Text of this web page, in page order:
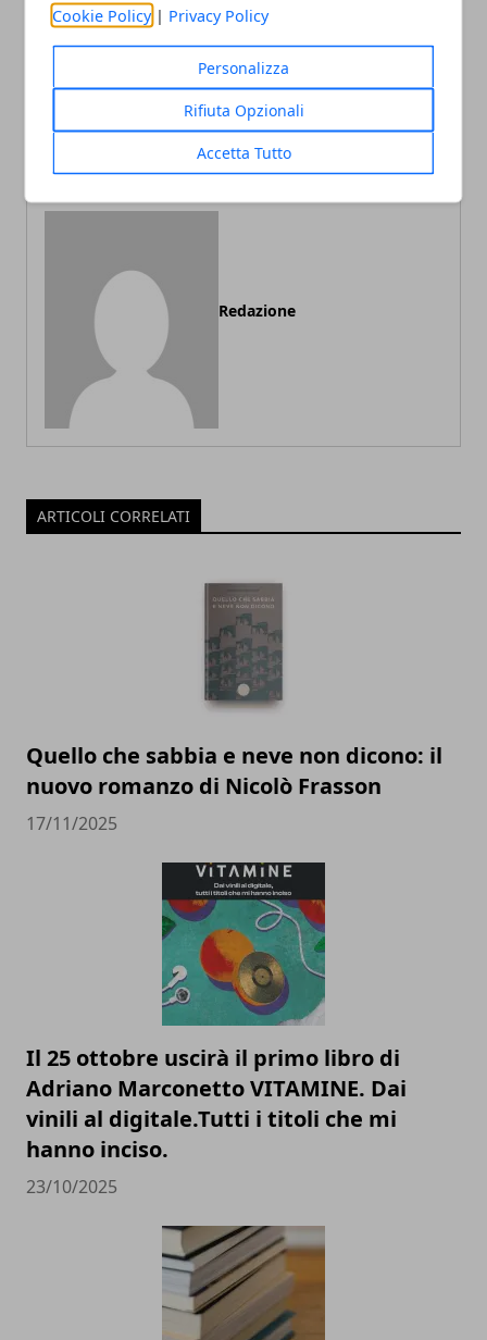
Cookie Policy | Privacy Policy
Personalizza
Rifiuta Opzionali
Accetta Tutto
I libri Twilight di Stephanie
Mayer diventano una serie
TV animata
Quinta Edizione del Premio
Letterario Clara Sereni
aperte le candidature
Redazione
ARTICOLI CORRELATI
Quello che sabbia e neve non dicono: il
nuovo romanzo di Nicolò Frasson
17/11/2025
Il 25 ottobre uscirà il primo libro di
Adriano Marconetto VITAMINE. Dai
vinili al digitale.Tutti i titoli che mi
hanno inciso.
23/10/2025